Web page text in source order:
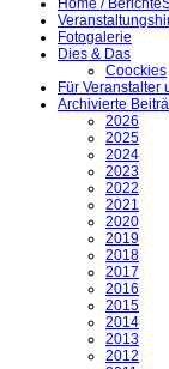
Home / Berichte
Fotogalerie
Dies & Das
Coockies
Für Veranstalter
Archivierte
2026
2025
2024
2023
2022
2021
2020
2019
2018
2017
2016
2015
2014
2013
2012